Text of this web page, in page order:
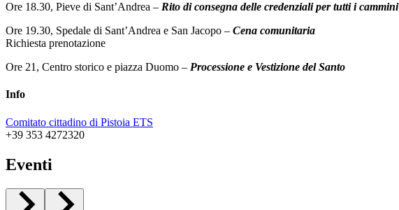
Ore 18.30, Pieve di Sant’Andrea – Rito di consegna delle credenziali per tutti i cammini
Ore 19.30, Spedale di Sant’Andrea e San Jacopo – Cena comunitaria
Richiesta prenotazione
Ore 21, Centro storico e piazza Duomo – Processione e Vestizione del Santo
Info
Comitato cittadino di Pistoia ETS
+39 353 4272320
Eventi